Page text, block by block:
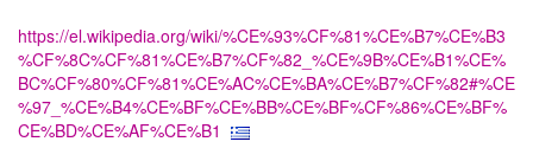
https://el.wikipedia.org/wiki/%CE%93%CF%81%CE%B7%CE%B3
%CF%8C%CF%81%CE%B7%CF%82_%CE%9B%CE%B1%CE%
BC%CF%80%CF%81%CE%AC%CE%BA%CE%B7%CF%82#%CE
%97_%CE%B4%CE%BF%CE%BB%CE%BF%CF%86%CE%BF%
CE%BD%CE%AF%CE%B1